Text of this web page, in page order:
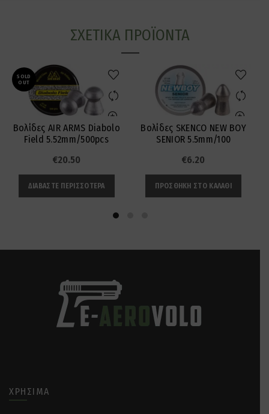
ΣΧΕΤΙΚΆ ΠΡΟΪΌΝΤΑ
SOLD
OUT
Βολίδες AIR ARMS Diabolo
Field 5.52mm/500pcs
€20.50
ΔΙΑΒΆΣΤΕ ΠΕΡΙΣΣΌΤΕΡΑ
Βολίδες SKENCO NEW BOY
SENIOR 5.5mm/100
€6.20
ΠΡΟΣΘΉΚΗ ΣΤΟ ΚΑΛΆΘΙ
ΧΡΉΣΙΜΑ